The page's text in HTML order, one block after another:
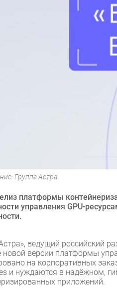
Группа Астра
платформы
управления GPU-
ведущий российский
новой версии платформы
на корпоративных
и нуждаются в надёжном,
приложений.